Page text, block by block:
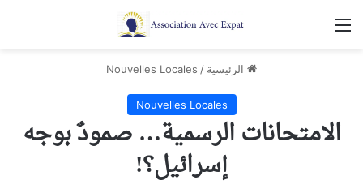
القائمة
الرئيسية /
Nouvelles Locales
Nouvelles Locales
الامتحانات الرسمية… صمودٌ بوجه
إسرائيل؟!